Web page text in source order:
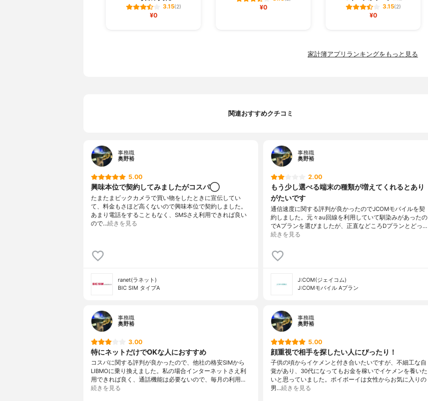
3.15(2)
¥0
¥0 3.15(2)
¥0
家計簿アプリランキングをもっと見る
関連おすすめクチコミ
事務職
奥野裕
5.00
興味本位で契約してみましたがコスパ◯
たまたまビックカメラで買い物をしたときに宣伝してい
て、料金もさほど高くないので興味本位で契約しました。
あまり電話をすることもなく、SMSさえ利用できれば良い
ので…続きを見る
ranet(ラネット)
BIC SIM タイプA
事務職
奥野裕
2.00
もう少し選べる端末の種類が増えてくれるとあり
がたいです
通信速度に関する評判が良かったのでJCOMモバイルを契
約しました。元々au回線を利用していて馴染みがあったの
でAプランを選びましたが、正直などころDプランとどっ…
続きを見る
J:COM(ジェイコム)
J:COMモバイル Aプラン
事務職
奥野裕
3.00
特にネットだけでOKな人におすすめ
コスパに関する評判が良かったので、他社の格安SIMから
LIBMOに乗り換えました。私の場合インターネットさえ利
用できれば良く、通話機能は必要ないので、毎月の利用…
続きを見る
事務職
奥野裕
5.00
顔重視で相手を探したい人にぴったり！
子供の頃からイケメンと付き合いたいですが、不細工な自
覚があり、30代になってもお金を稼いでイケメンを養いた
いと思っていました。ポイボーイは女性からお気に入りの
男…続きを見る